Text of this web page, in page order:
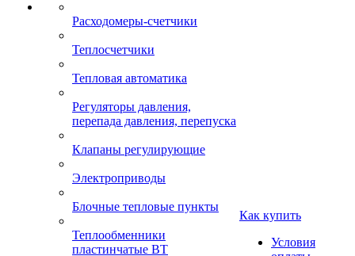
Расходомеры-счетчики
Теплосчетчики
Тепловая автоматика
Регуляторы давления,
перепада давления, перепуска
Клапаны регулирующие
Электроприводы
Блочные тепловые пункты
Теплообменники
пластинчатые ВТ
Как купить
Условия